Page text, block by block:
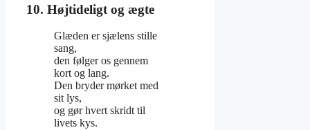
10. Højtideligt og ægte
Glæden er sjælens stille
sang,
den følger os gennem
kort og lang.
Den bryder mørket med
sit lys,
og gør hvert skridt til
livets kys.